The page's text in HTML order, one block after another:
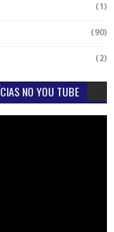
(1)
(90)
(2)
NO YOU TUBE